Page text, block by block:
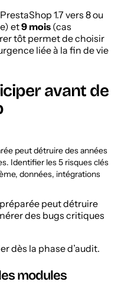
1.7 vers 8 ou
et9 mois (cas
tôt permet de choisir
liée à la fin de vie
avant de
peut détruire des années
Identifier les 5 risques clés
données, intégrations
peut détruire
des bugs critiques
dès la phase d’audit.
modules